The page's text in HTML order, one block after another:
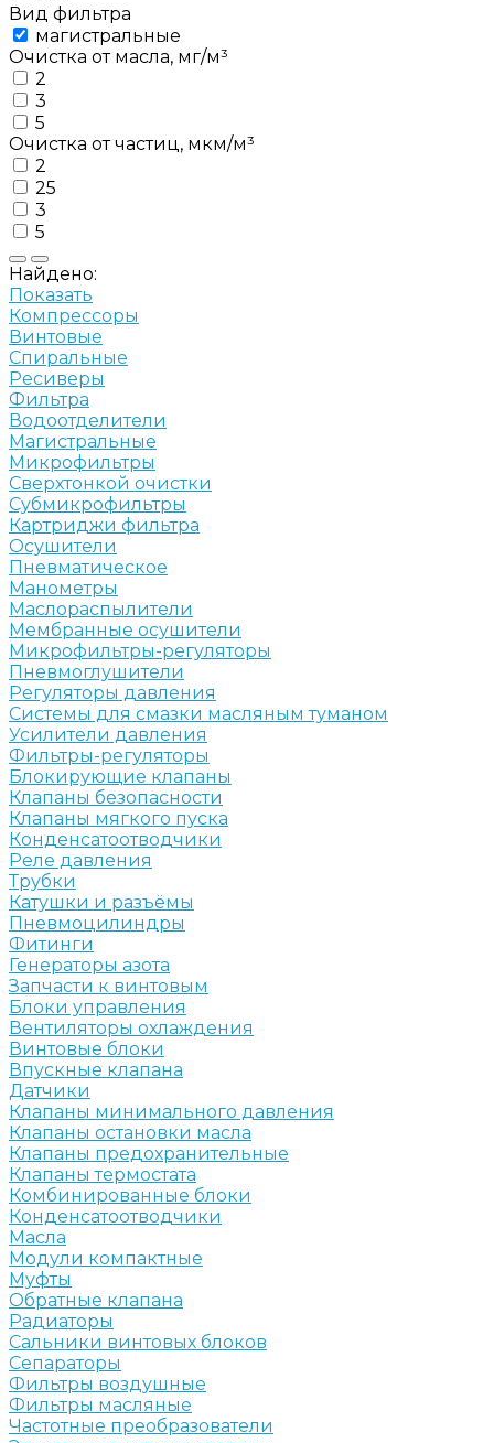
Вид фильтра
магистральные
Очистка от масла, мг/м³
2
3
5
Очистка от частиц, мкм/м³
2
25
3
5
Найдено:
Показать
Компрессоры
Винтовые
Спиральные
Ресиверы
Фильтра
Водоотделители
Магистральные
Микрофильтры
Сверхтонкой очистки
Субмикрофильтры
Картриджи фильтра
Осушители
Пневматическое
Манометры
Маслораспылители
Мембранные осушители
Микрофильтры-регуляторы
Пневмоглушители
Регуляторы давления
Системы для смазки масляным туманом
Усилители давления
Фильтры-регуляторы
Блокирующие клапаны
Клапаны безопасности
Клапаны мягкого пуска
Конденсатоотводчики
Реле давления
Трубки
Катушки и разъёмы
Пневмоцилиндры
Фитинги
Генераторы азота
Запчасти к винтовым
Блоки управления
Вентиляторы охлаждения
Винтовые блоки
Впускные клапана
Датчики
Клапаны минимального давления
Клапаны остановки масла
Клапаны предохранительные
Клапаны термостата
Комбинированные блоки
Конденсатоотводчики
Масла
Модули компактные
Муфты
Обратные клапана
Радиаторы
Сальники винтовых блоков
Сепараторы
Фильтры воздушные
Фильтры масляные
Частотные преобразователи